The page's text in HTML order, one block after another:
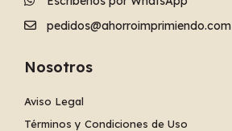
pedidos@ahorroimprimiendo.com
Nosotros
Aviso Legal
Términos y Condiciones de Uso